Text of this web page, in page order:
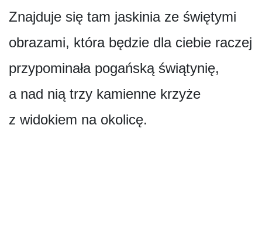
Znajduje się tam jaskinia ze świętymi
obrazami, która będzie dla ciebie raczej
przypominała pogańską świątynię,
a nad nią trzy kamienne krzyże
z widokiem na okolicę.